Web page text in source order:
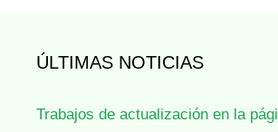
ÚLTIMAS NOTICIAS
Trabajos de actualización en la